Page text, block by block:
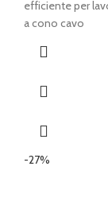
era:
€ 27,00.
efficiente per
a cono cavo
-27%